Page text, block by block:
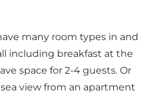
many room types in and
including breakfast at the
space for 2-4 guests. Or
view from an apartment